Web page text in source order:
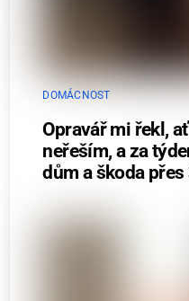
DOMÁCNOST
Opravář mi řekl,
neřeším, a za
dům a škoda